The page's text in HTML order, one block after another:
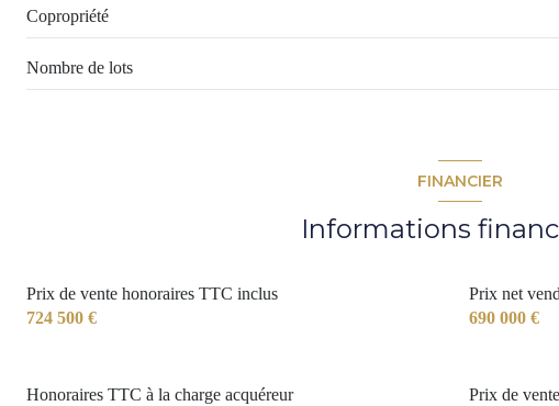
chambre
Copropriété
Nombre de lots
FINANCIER
Informations
Prix de vente honoraires TTC inclus
724 500 €
Prix net
690 000 €
Prix de
Honoraires TTC à la charge acquéreur